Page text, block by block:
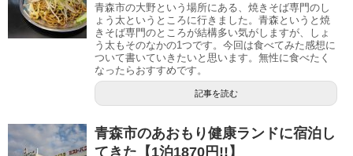
青森市の大野という場所にある、焼きそば専門のし
ょう太というところに行きました。青森というと焼
きそば専門のところが結構多い気がしますが、しょ
う太もそのなかの1つです。今回は食べてみた感想に
ついて書いていきたいと思います。無性に食べたく
なったらおすすめです。
記事を読む
青森市のあおもり健康ランドに宿泊し
てきた【1泊1870円!!】